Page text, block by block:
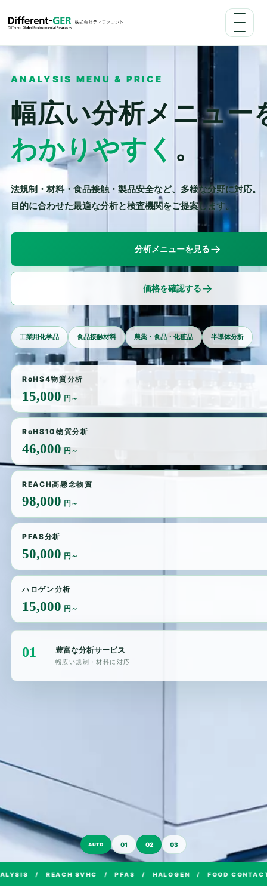
ANALYSIS MENU & PRICE
幅広い分析メニュー
わかりやすく 。
法規制・材料・食品接触・製品安全など、多様な分野に対応。
目的に合わせた最適な分析と検査機関をご提案します。
分析メニューを見る→
価格を確認する→
工業用化学品 食品接触材料 農薬・食品・化粧品 半導体分析
RoHS4物質分析
15,000 円～
RoHS10物質分析
46,000 円～
REACH高懸念物質
98,000 円～
PFAS分析
50,000 円～
ハロゲン分析
15,000 円～
01 豊富な分析サービス
幅広い規制・材料に対応
AUTO 01 02 03
/ REACH SVHC / PFAS / HALOGEN / FOOD